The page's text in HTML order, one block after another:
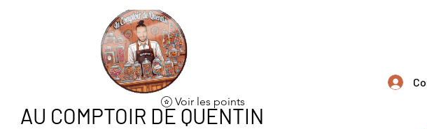
AU COMPTOIR DE QUENTIN
Voir les points